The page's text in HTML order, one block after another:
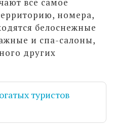
все самое
номера,
белоснежные
и спа-салоны,
других
туристов